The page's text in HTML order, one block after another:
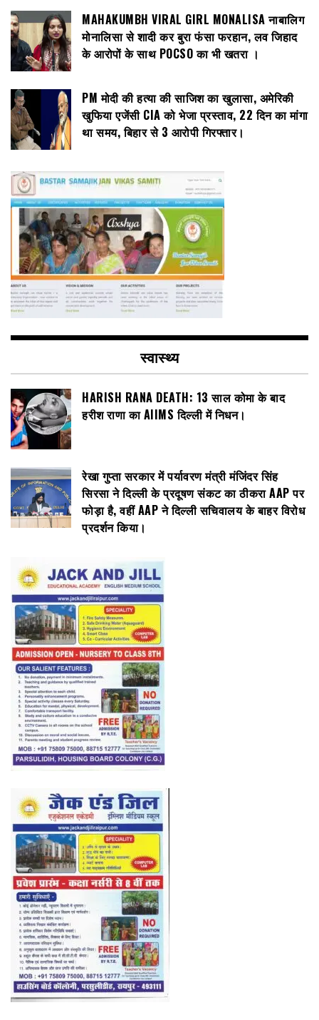
MAHAKUMBH VIRAL GIRL MONALISA नाबालिग
मोनालिसा से शादी कर बुरा फंसा फरहान, लव जिहाद
के आरोपों के साथ POCSO का भी खतरा ।
PM मोदी की हत्या की साजिश का खुलासा, अमेरिकी
खुफिया एजेंसी CIA को भेजा प्रस्ताव, 22 दिन का मांगा
था समय, बिहार से 3 आरोपी गिरफ्तार।
स्वास्थ्य
HARISH RANA DEATH: 13 साल कोमा के बाद
हरीश राणा का AIIMS दिल्ली में निधन।
रेखा गुप्ता सरकार में पर्यावरण मंत्री मंजिंदर सिंह
सिरसा ने दिल्ली के प्रदूषण संकट का ठीकरा AAP पर
फोड़ा है, वहीं AAP ने दिल्ली सचिवालय के बाहर विरोध
प्रदर्शन किया।